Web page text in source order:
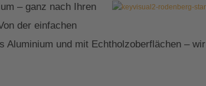
– ganz nach Ihren
der einfachen
Aluminium und mit Echtholzoberflächen – wir